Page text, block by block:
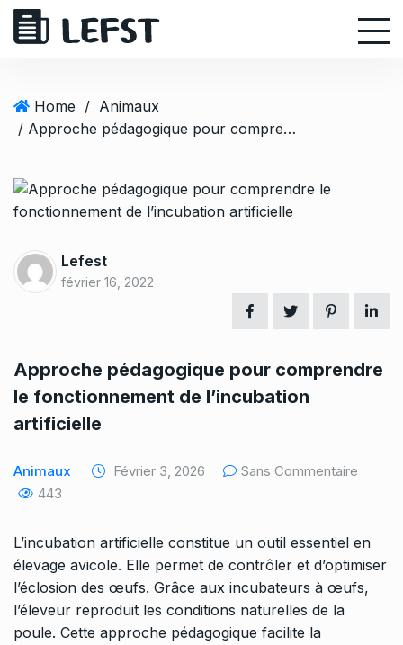
Home / Animaux
/ Approche pédagogique pour comprendre le fonctionnement de l’incubation artificielle
Lefest
février 16, 2022
Approche pédagogique pour comprendre
le fonctionnement de l’incubation
artificielle
Animaux Février 3, 2026
Sans Commentaire
443
L’incubation artificielle constitue un outil essentiel en
élevage avicole. Elle permet de contrôler et d’optimiser
l’éclosion des œufs. Grâce aux incubateurs à œufs,
l’éleveur reproduit les conditions naturelles de la
poule. Cette approche pédagogique facilite la